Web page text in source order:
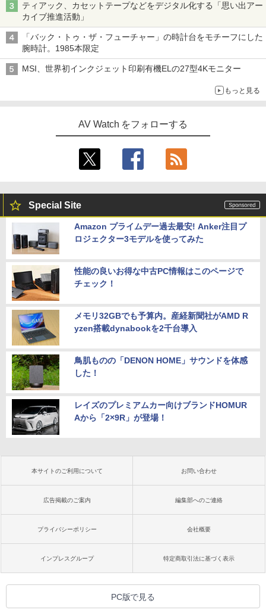
ティアック、カセットテープなどをデジタル化する「思い出アー
カイブ推進活動」
「バック・トゥ・ザ・フューチャー」の時計台をモチーフにした
腕時計。1985本限定
MSI、世界初インクジェット印刷有機ELの27型4Kモニター
もっと見る
AV Watch をフォローする
Special Site
Amazon プライムデー過去最安! Anker注目プ
ロジェクター3モデルを使ってみた
性能の良いお得な中古PC情報はこのページで
チェック！
メモリ32GBでも予算内。産経新聞社がAMD R
yzen搭載dynabookを2千台導入
鳥肌ものの「DENON HOME」サウンドを体感
した！
レイズのプレミアムカー向けブランドHOMUR
Aから「2×9R」が登場！
本サイトのご利用について お問い合わせ
広告掲載のご案内 編集部へのご連絡
プライバシーポリシー 会社概要
インプレスグループ 特定商取引法に基づく表示
PC版で見る